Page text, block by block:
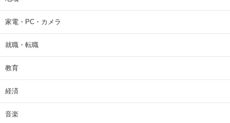
家電・PC・カメラ
就職・転職
教育
経済
音楽